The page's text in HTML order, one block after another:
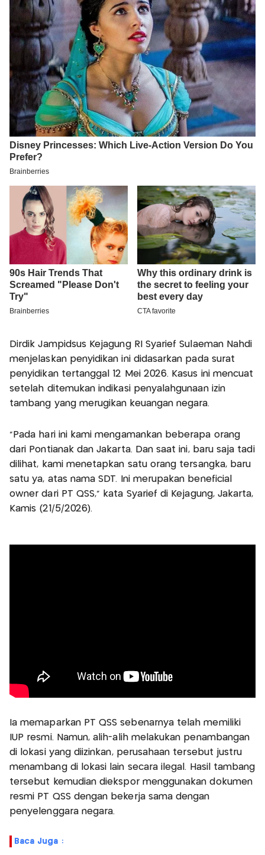
Dirdik Jampidsus Kejagung RI Syarief Sulaeman Nahdi
menjelaskan penyidikan ini didasarkan pada surat
penyidikan tertanggal 12 Mei 2026. Kasus ini mencuat
setelah ditemukan indikasi penyalahgunaan izin
tambang yang merugikan keuangan negara.
“Pada hari ini kami mengamankan beberapa orang
dari Pontianak dan Jakarta. Dan saat ini, baru saja tadi
dilihat, kami menetapkan satu orang tersangka, baru
satu ya, atas nama SDT. Ini merupakan beneficial
owner dari PT QSS,” kata Syarief di Kejagung, Jakarta,
Kamis (21/5/2026).
Ia memaparkan PT QSS sebenarnya telah memiliki
IUP resmi. Namun, alih-alih melakukan penambangan
di lokasi yang diizinkan, perusahaan tersebut justru
menambang di lokasi lain secara ilegal. Hasil tambang
tersebut kemudian diekspor menggunakan dokumen
resmi PT QSS dengan bekerja sama dengan
penyelenggara negara.
Baca Juga :